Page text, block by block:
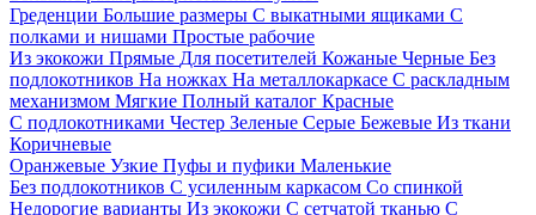
Греденции Большие размеры С выкатными ящиками С
полками и нишами Простые рабочие
Из экокожи Прямые Для посетителей Кожаные Черные Без
подлокотников На ножках На металлокаркасе С раскладным
механизмом Мягкие Полный каталог Красные
С подлокотниками Честер Зеленые Серые Бежевые Из ткани
Коричневые
Оранжевые Узкие Пуфы и пуфики Маленькие
Без подлокотников С усиленным каркасом Со спинкой
Недорогие варианты Из экокожи С сетчатой тканью С